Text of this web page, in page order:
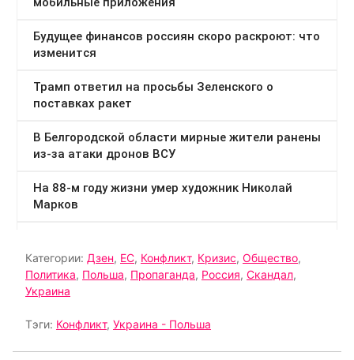
Категории: Дзен, ЕС, Конфликт, Кризис, Общество,
Политика, Польша, Пропаганда, Россия, Скандал,
Украина
Тэги: Конфликт, Украина - Польша